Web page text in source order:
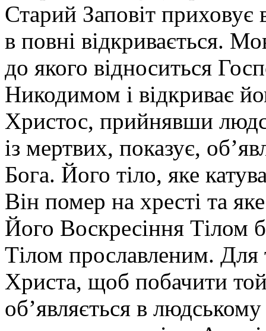
Старий Заповіт приховує
в повні відкривається.
до якого відноситься
Никодимом і відкриває
Христос, прийнявши
із мертвих, показує,
Бога. Його тіло, яке
Він помер на хресті та
Його Воскресіння Тілом
Тілом прославленим. Для
Христа, щоб побачити
об’являється в